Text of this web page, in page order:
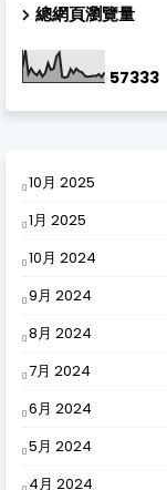
總網頁瀏覽量
57333
10月 2025
1月 2025
10月 2024
9月 2024
8月 2024
7月 2024
6月 2024
5月 2024
4月 2024